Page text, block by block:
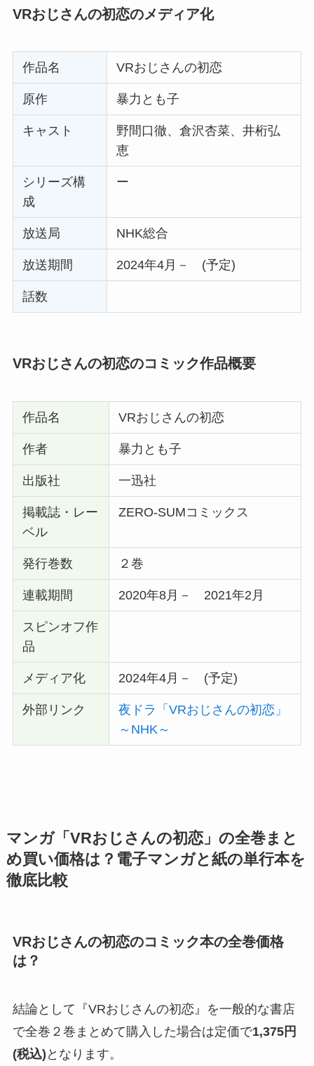
VRおじさんの初恋のメディア化
作品名 VRおじさんの初恋
原作 暴力とも子
キャスト
野間口徹、倉沢杏菜、井桁弘
恵
シリーズ構
成
ー
放送局 NHK総合
放送期間 2024年4月－ (予定)
話数
VRおじさんの初恋のコミック作品概要
作品名 VRおじさんの初恋
作者 暴力とも子
出版社 一迅社
掲載誌・レー
ベル
ZERO-SUMコミックス
発行巻数 ２巻
連載期間 2020年8月－ 2021年2月
スピンオフ作
品
メディア化 2024年4月－ (予定)
外部リンク
夜ドラ「VRおじさんの初恋」
～NHK～
マンガ「VRおじさんの初恋」の全巻まと
め買い価格は？電子マンガと紙の単行本を
徹底比較
VRおじさんの初恋のコミック本の全巻価格
は？
結論として『VRおじさんの初恋』を一般的な書店
で全巻２巻まとめて購入した場合は定価で1,375円
(税込) となります。